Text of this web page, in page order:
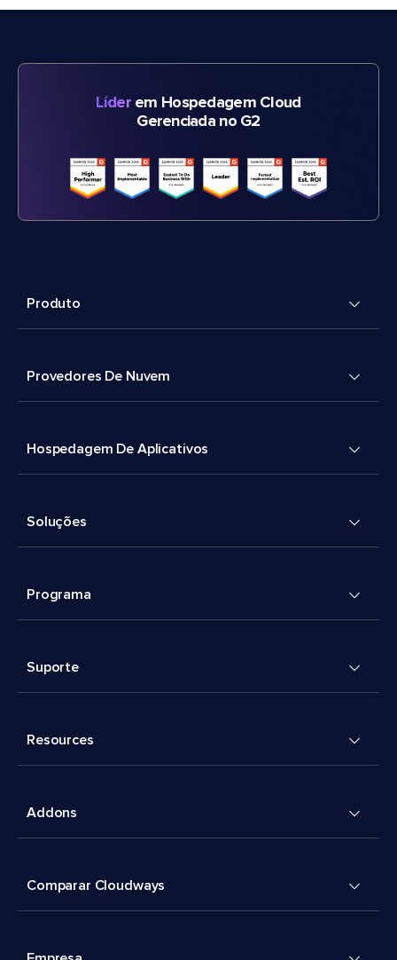
Líderem Hospedagem Cloud
Gerenciada no G2
Produto
Provedores De Nuvem
Hospedagem De Aplicativos
Soluções
Programa
Suporte
Resources
Addons
Comparar Cloudways